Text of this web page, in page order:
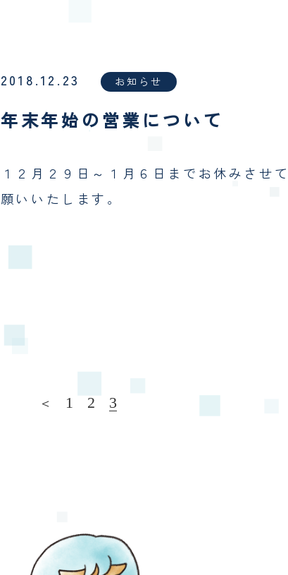
2018.12.23 お知らせ
年末年始の営業について
１２月２９日～１月６日までお休みさせ
願いいたします。
＜ 1 2 3